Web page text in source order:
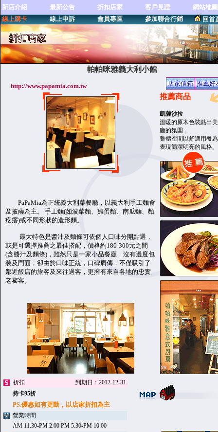
新店介紹 最新公告 折扣店家 客戶見證
網站地圖
線上購卡
線上申訴 會員專區 參加聯合行銷 回首
帕帕咪雅義大利小館
http://www.papamia.com.tw 店家信箱 推薦好
PaPaMia為正統義大利菜餐廳，以義大利手工麵食
及披薩為主。 手工麵(如波菜麵、雞蛋麵、南瓜麵、麵
疙瘩)或不同形狀的造形麵。
最大特色是醬汁及麵條可依個人口味分開點選，
或是可選擇推薦之最佳搭配，價格約180-300元之間
(含醬汁及麵條)，雖然只是一家小品餐廳，沒有過度包
裝及門面，卻由於口味正統，口碑廣傳，不僅吸引了
鄰近飯店的旅客及來往過客，更擁有來自各地的忠實
老饕客。
推薦商品
凱薩沙拉
溫暖的原木色裝點出
廳的氛圍，
整體空間以舒適用餐
表現簡潔明亮的風格。
折扣
到期日：2012-12-31
持卡95折
PS.優惠如有更動，以店家折扣為主
營業時間
AM 11:30-PM 2:00 PM 5:30-PM 10:00